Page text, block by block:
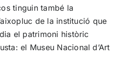
tinguin també la
de la institució que
el patrimoni històric
el Museu Nacional d’Art